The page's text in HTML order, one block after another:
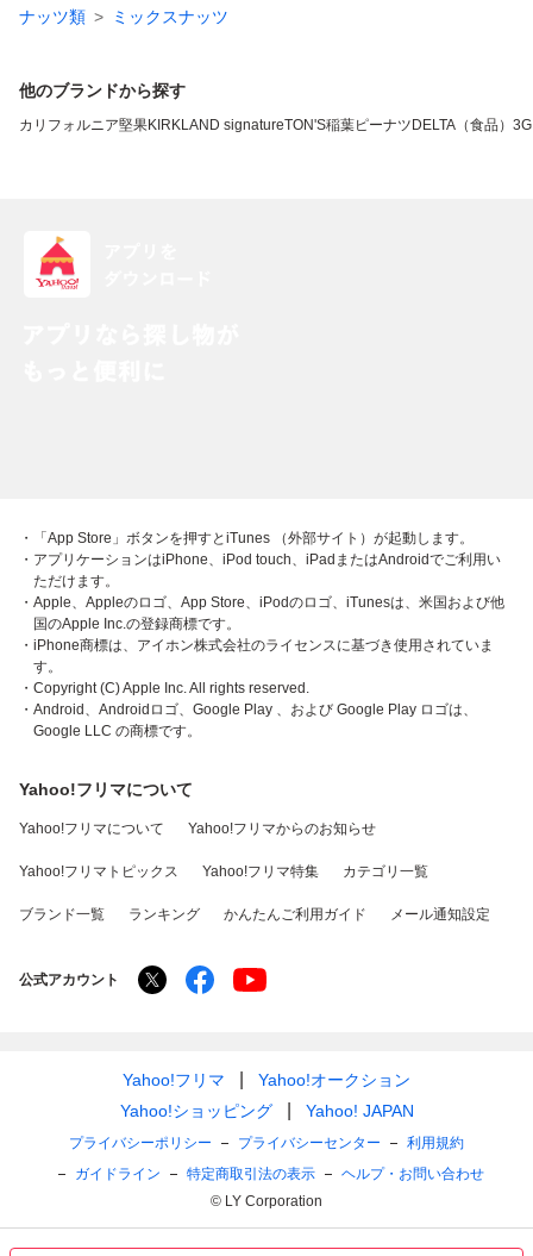
ナッツ類
ミックスナッツ
他のブランドから探す
カリフォルニア堅果KIRKLAND signatureTON'S稲葉ピーナツ DELTA（食品）
・「App Store」ボタンを押すとiTunes （外部サイト）が起動します。
・アプリケーションはiPhone、iPod touch、iPadまたはAndroidでご利用い
ただけます。
・Apple、Appleのロゴ、App Store、iPodのロゴ、iTunesは、米国および他
国のApple Inc.の登録商標です。
・iPhone商標は、アイホン株式会社のライセンスに基づき使用されていま
す。
・Copyright (C) Apple Inc. All rights reserved.
・Android、Androidロゴ、Google Play 、および Google Play ロゴは、
Google LLC の商標です。
Yahoo!フリマについて
Yahoo!フリマについて Yahoo!フリマからのお知らせ
Yahoo!フリマトピックス Yahoo!フリマ特集 カテゴリ一覧
ブランド一覧 ランキング かんたんご利用ガイド メール通知設定
公式アカウント
Yahoo!フリマ
Yahoo!オークション
Yahoo!ショッピング
Yahoo! JAPAN
プライバシーポリシー プライバシーセンター
利用規約
ガイドライン
特定商取引法の表示
ヘルプ・お問い合わせ
© LY Corporation